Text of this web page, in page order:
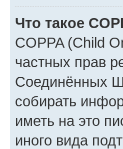
Что такое
COPPA (Child
частных прав
Соединённых
собирать
иметь на это
иного вида